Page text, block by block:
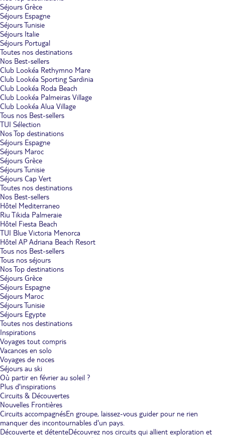
Séjours Grèce
Séjours Espagne
Séjours Tunisie
Séjours Italie
Séjours Portugal
Toutes nos destinations
Nos Best-sellers
Club Lookéa Rethymno Mare
Club Lookéa Sporting Sardinia
Club Lookéa Roda Beach
Club Lookéa Palmeiras Village
Club Lookéa Alua Village
Tous nos Best-sellers
TUI Sélection
Nos Top destinations
Séjours Espagne
Séjours Maroc
Séjours Grèce
Séjours Tunisie
Séjours Cap Vert
Toutes nos destinations
Nos Best-sellers
Hôtel Mediterraneo
Riu Tikida Palmeraie
Hôtel Fiesta Beach
TUI Blue Victoria Menorca
Hôtel AP Adriana Beach Resort
Tous nos Best-sellers
Tous nos séjours
Nos Top destinations
Séjours Grèce
Séjours Espagne
Séjours Maroc
Séjours Tunisie
Séjours Egypte
Toutes nos destinations
Inspirations
Voyages tout compris
Vacances en solo
Voyages de noces
Séjours au ski
Où partir en février au soleil ?
Plus d'inspirations
Circuits & Découvertes
Nouvelles Frontières
Circuits accompagnésEn groupe, laissez-vous guider pour ne rien
manquer des incontournables d'un pays.
Découverte et détenteDécouvrez nos circuits qui allient exploration et